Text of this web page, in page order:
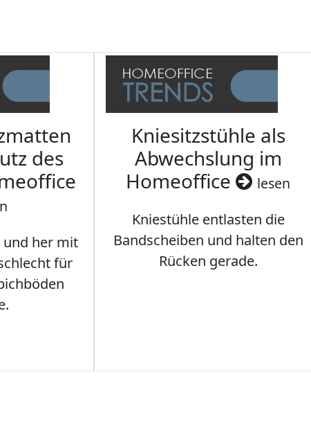
des
und her mit
für
Kniesitzstühle als
Abwechslung im
Homeoffice
lesen
Kniestühle entlasten die
Bandscheiben und halten den
Rücken gerade.